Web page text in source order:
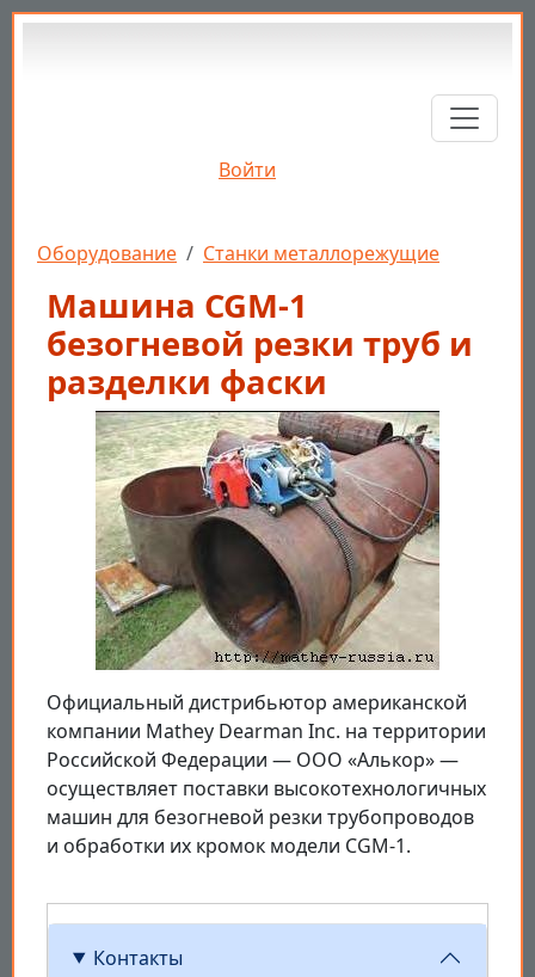
Перейти к основному содержанию
Войти
Строка навигации
Оборудование Станки металлорежущие
Машина CGM-1
безогневой резки труб и
разделки фаски
Официальный дистрибьютор американской
компании Mathey Dearman Inc. на территории
Российской Федерации — ООО «Алькор» —
осуществляет поставки высокотехнологичных
машин для безогневой резки трубопроводов
и обработки их кромок модели CGM-1.
Контакты